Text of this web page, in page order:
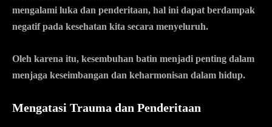
mengalami luka dan penderitaan, hal ini dapat berdampak
negatif pada kesehatan kita secara menyeluruh.
Oleh karena itu, kesembuhan batin menjadi penting dalam
menjaga keseimbangan dan keharmonisan dalam hidup.
Mengatasi Trauma dan Penderitaan